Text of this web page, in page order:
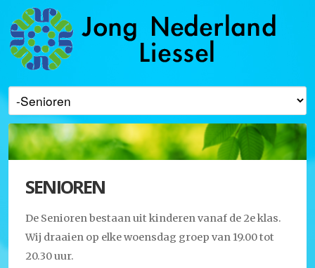
SENIOREN
De Senioren bestaan uit kinderen vanaf de 2e klas.
Wij draaien op elke woensdag groep van 19.00 tot
20.30 uur.